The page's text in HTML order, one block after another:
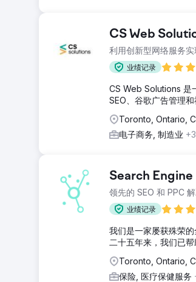
CS Web
利用创新型网络服务
业绩记录
CS Web Solutions 是
SEO、谷歌广告管理和
Toronto, Ontario,
电子商务, 制造业 +3
Search Engine
领先的 SEO 和 PPC
业绩记录
我们是一家屡获殊荣
二十五年来，我们已
Toronto, Ontario,
保险, 医疗保健服务